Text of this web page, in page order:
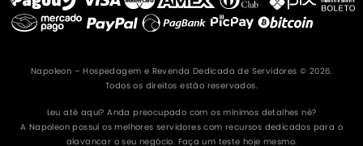
Napoleon – Hospedagem e Revenda Dedicada de Servidores © 2026.
Todos os direitos estão reservados.
Leu até aqui? Anda preocupado com os mínimos detalhes né?
A Napoleon possuí os melhores servidores com recursos dedicados para o
alavancar o seu negócio. Faça um teste hoje mesmo.